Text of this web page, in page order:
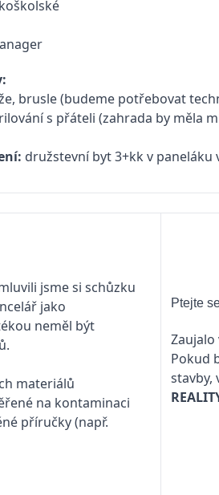
brusle (budeme potřebovat
s přáteli (zahrada by měla
družstevní byt 3+kk v paneláku
jsme si schůzku
jako
neměl být
materiálů
na kontaminaci
příručky (např.
Ptejte
Pokud
stavby,